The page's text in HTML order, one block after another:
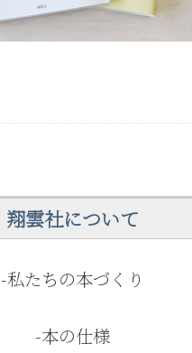
翔雲社について
-私たちの本づくり
-本の仕様